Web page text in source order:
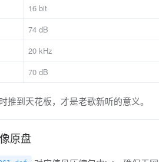
16 bit
74 dB
20 kHz
70 dB
推到天花板，才是老歌新听的意义。
原盘